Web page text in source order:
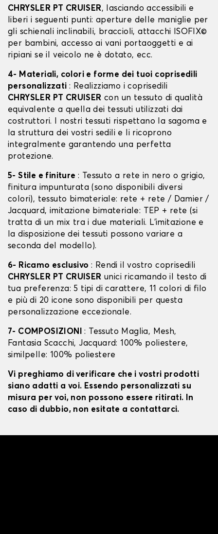
CHRYSLER PT CRUISER, lasciando accessibili e
liberi i seguenti punti: aperture delle maniglie per
gli schienali inclinabili, braccioli, attacchi ISOFIX©
per bambini, accesso ai vani portaoggetti e ai
ripiani se il veicolo ne è dotato, ecc.
4- Materiali, colori e forme dei tuoi coprisedili
personalizzati: Realizziamo i coprisedili
CHRYSLER PT CRUISER con un tessuto di qualità
equivalente a quella dei tessuti utilizzati dai
costruttori. I nostri tessuti rispettano la sagoma e
la struttura dei vostri sedili e li ricoprono
integralmente garantendo una perfetta
protezione.
5- Stile e finiture : Tessuto a rete in nero o grigio,
finitura impunturata (sono disponibili diversi
colori), tessuto bimateriale: rete + rete / Damier /
Jacquard, imitazione bimateriale: TEP + rete (si
tratta di un mix tra i due materiali. L'imitazione e
la disposizione dei tessuti possono variare a
seconda del modello).
6- Ricamo esclusivo : Rendi il vostro coprisedili
CHRYSLER PT CRUISER unici ricamando il testo di
tua preferenza: 5 tipi di carattere, 11 colori di filo
e più di 20 icone sono disponibili per questa
personalizzazione eccezionale.
7- COMPOSIZIONI: Tessuto Maglia, Mesh,
Fantasia Scacchi, Jacquard: 100% poliestere,
similpelle: 100% poliestere
Vi preghiamo di verificare che i vostri prodotti
siano adatti a voi. Essendo personalizzati su
misura per voi, non possono essere ritirati. In
caso di dubbio, non esitate a contattarci.